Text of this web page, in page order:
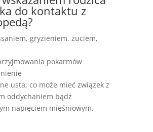
do kontaktu z
gryzieniem, żuciem,
pokarmów
usta, co może mieć związek z
oddychaniem bądź
napięciem mięśniowym.